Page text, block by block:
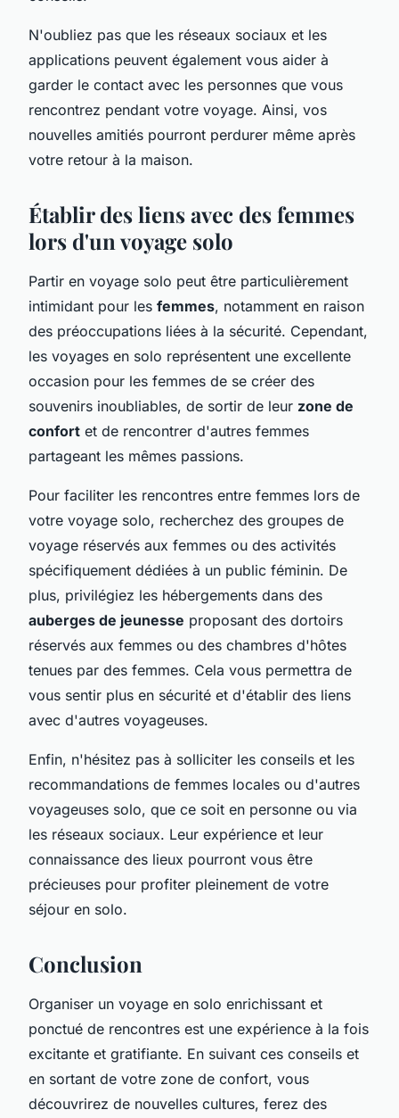
N'oubliez pas que les réseaux sociaux et les
applications peuvent également vous aider à
garder le contact avec les personnes que vous
rencontrez pendant votre voyage. Ainsi, vos
nouvelles amitiés pourront perdurer même après
votre retour à la maison.
Établir des liens avec des femmes
lors d'un voyage solo
Partir en voyage solo peut être particulièrement
intimidant pour les femmes, notamment en raison
des préoccupations liées à la sécurité. Cependant,
les voyages en solo représentent une excellente
occasion pour les femmes de se créer des
souvenirs inoubliables, de sortir de leur zone de
confort et de rencontrer d'autres femmes
partageant les mêmes passions.
Pour faciliter les rencontres entre femmes lors de
votre voyage solo, recherchez des groupes de
voyage réservés aux femmes ou des activités
spécifiquement dédiées à un public féminin. De
plus, privilégiez les hébergements dans des
auberges de jeunesse proposant des dortoirs
réservés aux femmes ou des chambres d'hôtes
tenues par des femmes. Cela vous permettra de
vous sentir plus en sécurité et d'établir des liens
avec d'autres voyageuses.
Enfin, n'hésitez pas à solliciter les conseils et les
recommandations de femmes locales ou d'autres
voyageuses solo, que ce soit en personne ou via
les réseaux sociaux. Leur expérience et leur
connaissance des lieux pourront vous être
précieuses pour profiter pleinement de votre
séjour en solo.
Conclusion
Organiser un voyage en solo enrichissant et
ponctué de rencontres est une expérience à la fois
excitante et gratifiante. En suivant ces conseils et
en sortant de votre zone de confort, vous
découvrirez de nouvelles cultures, ferez des